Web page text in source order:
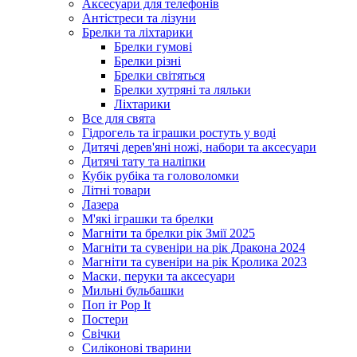
Аксесуари для телефонів
Антістреси та лізуни
Брелки та ліхтарики
Брелки гумові
Брелки різні
Брелки світяться
Брелки хутряні та ляльки
Ліхтарики
Все для свята
Гідрогель та іграшки ростуть у воді
Дитячі дерев'яні ножі, набори та аксесуари
Дитячі тату та наліпки
Кубік рубіка та головоломки
Літні товари
Лазера
М'які іграшки та брелки
Магніти та брелки рік Змії 2025
Магніти та сувеніри на рік Дракона 2024
Магніти та сувеніри на рік Кролика 2023
Маски, перуки та аксесуари
Мильні бульбашки
Поп іт Pop It
Постери
Свічки
Силіконові тварини